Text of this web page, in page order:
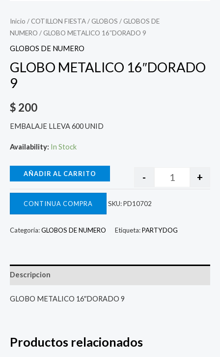
Inicio / COTILLON FIESTA/ GLOBOS / GLOBOS DE
NUMERO / GLOBO METALICO 16″DORADO 9
GLOBOS DE NUMERO
GLOBO METALICO 16″DORADO
9
$ 200
EMBALAJE LLEVA 600 UNID
Availability: In Stock
- +
AÑADIR AL CARRITO
CONTINUA COMPRA SKU:PD10702
Categoría:GLOBOS DE NUMERO Etiqueta:PARTYDOG
Descripcion
GLOBO METALICO 16″DORADO 9
Productos relacionados